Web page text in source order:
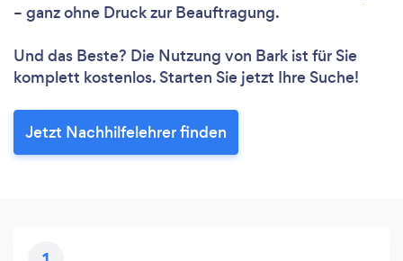
– ganz ohne Druck zur Beauftragung.
Und das Beste? Die Nutzung von Bark ist für Sie
komplett kostenlos. Starten Sie jetzt Ihre Suche!
Jetzt Nachhilfelehrer finden